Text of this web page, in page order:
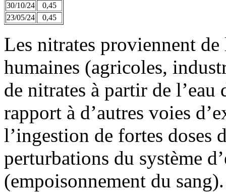
30/10/24
0,45
23/05/24
0,45
Les nitrates proviennent de
humaines (agricoles,
de nitrates à partir de l’eau
rapport à d’autres voies
l’ingestion de fortes doses
perturbations du système
(empoisonnement du sang).